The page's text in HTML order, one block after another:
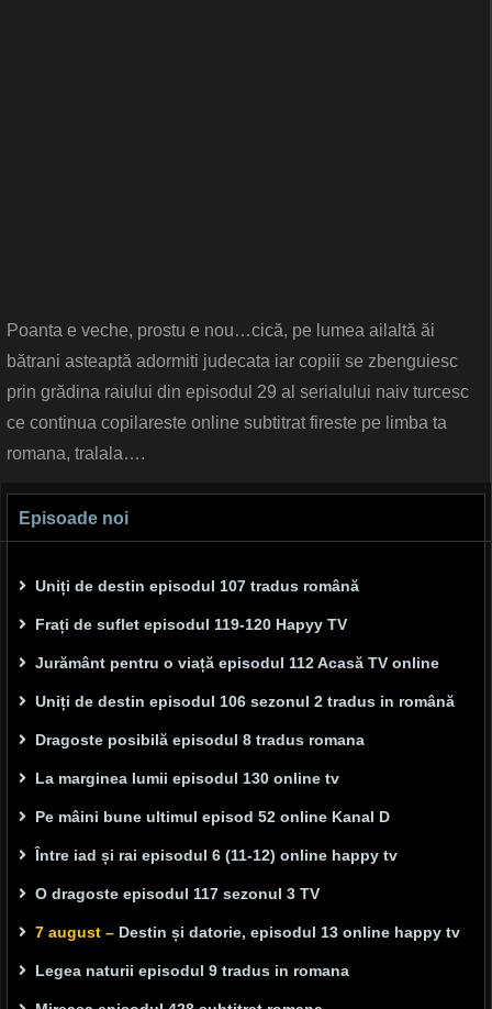
Poanta e veche, prostu e nou…cică, pe lumea ailaltă ăi
bătrani asteaptă adormiti judecata iar copiii se zbenguiesc
prin grădina raiului din episodul 29 al serialului naiv turcesc
ce continua copilareste online subtitrat fireste pe limba ta
romana, tralala….
Episoade noi
Uniți de destin episodul 107 tradus română
Frați de suflet episodul 119-120 Hapyy TV
Jurământ pentru o viață episodul 112 Acasă TV online
Uniți de destin episodul 106 sezonul 2 tradus in română
Dragoste posibilă episodul 8 tradus romana
La marginea lumii episodul 130 online tv
Pe mâini bune ultimul episod 52 online Kanal D
Între iad și rai episodul 6 (11-12) online happy tv
O dragoste episodul 117 sezonul 3 TV
7 august – Destin și datorie, episodul 13 online happy tv
Legea naturii episodul 9 tradus in romana